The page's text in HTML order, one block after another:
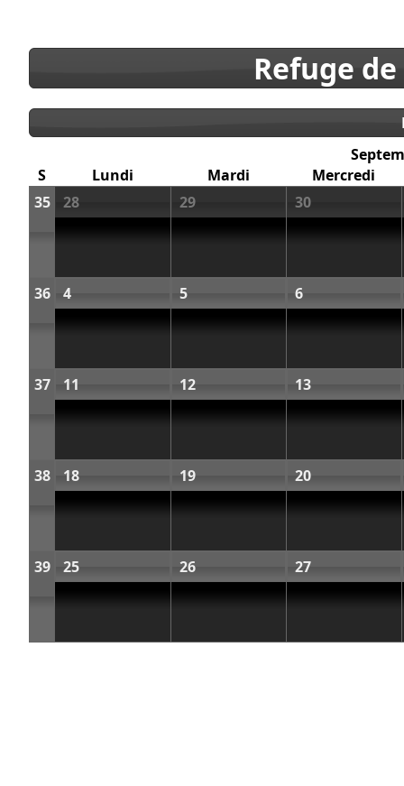
Refuge
S
Lundi Mardi
Mercredi
35
28 29 30
36 4 5 6
37 11 12 13
38 18 19 20
39 25 26 27